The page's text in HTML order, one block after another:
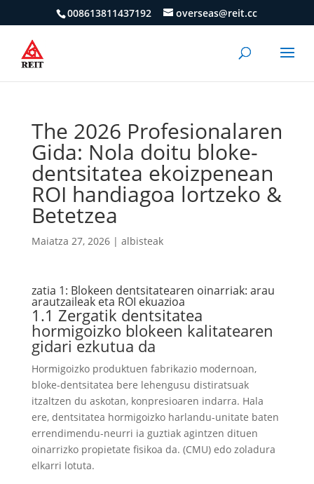
008613811437192 overseas@reit.cc
The 2026 Profesionalaren
Gida: Nola doitu bloke-
dentsitatea ekoizpenean
ROI handiagoa lortzeko &
Betetzea
Maiatza 27, 2026| albisteak
zatia 1: Blokeen dentsitatearen oinarriak: arau
arautzaileak eta ROI ekuazioa
1.1 Zergatik dentsitatea
hormigoizko blokeen kalitatearen
gidari ezkutua da
Hormigoizko produktuen fabrikazio modernoan,
bloke-dentsitatea bere lehengusu distiratsuak
itzaltzen du askotan, konpresioaren indarra. Hala
ere, dentsitatea hormigoizko harlandu-unitate baten
errendimendu-neurri ia guztiak agintzen dituen
oinarrizko propietate fisikoa da. (CMU) edo zoladura
elkarri lotuta.